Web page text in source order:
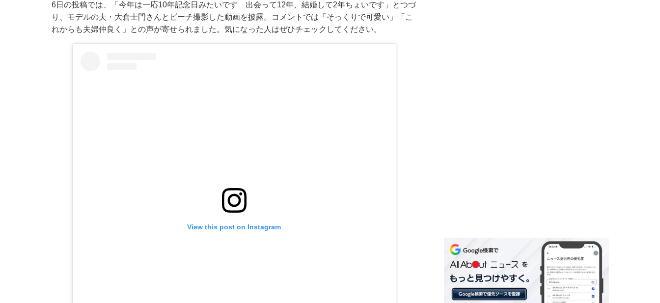
6日の投稿では、「今年は一応10年記念日みたいです 出会って12年、結婚して2年ちょいです」とつづ
り、モデルの夫・大倉士門さんとビーチ撮影した動画を披露。コメントでは「そっくりで可愛い」「こ
れからも夫婦仲良く」との声が寄せられました。気になった人はぜひチェックしてください。
View this post on Instagram